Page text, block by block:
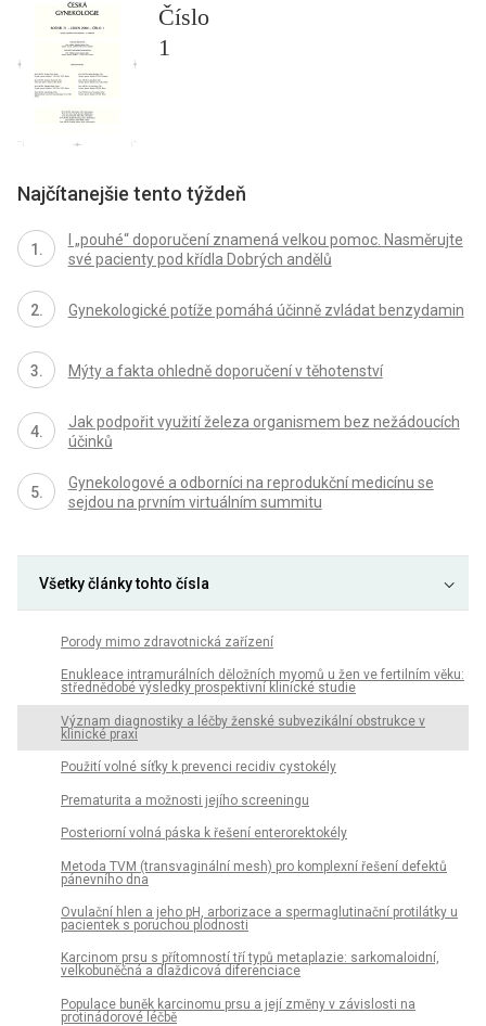
Číslo
1
Najčítanejšie tento týždeň
I „pouhé“ doporučení znamená velkou pomoc. Nasměrujte
své pacienty pod křídla Dobrých andělů
Gynekologické potíže pomáhá účinně zvládat benzydamin
Mýty a fakta ohledně doporučení v těhotenství
Jak podpořit využití železa organismem bez nežádoucích
účinků
Gynekologové a odborníci na reprodukční medicínu se
sejdou na prvním virtuálním summitu
Všetky články tohto čísla
Porody mimo zdravotnická zařízení
Enukleace intramurálních děložních myomů u žen ve fertilním věku:
střednědobé výsledky prospektivní klinické studie
Význam diagnostiky a léčby ženské subvezikální obstrukce v
klinické praxi
Použití volné síťky k prevenci recidiv cystokély
Prematurita a možnosti jejího screeningu
Posteriorní volná páska k řešení enterorektokély
Metoda TVM (transvaginální mesh) pro komplexní řešení defektů
pánevního dna
Ovulační hlen a jeho pH, arborizace a spermaglutinační protilátky u
pacientek s poruchou plodnosti
Karcinom prsu s přítomností tří typů metaplazie: sarkomaloidní,
velkobuněčná a dlaždicová diferenciace
Populace buněk karcinomu prsu a její změny v závislosti na
protinádorové léčbě